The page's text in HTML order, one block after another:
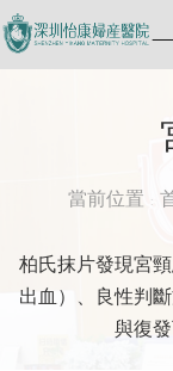
當前位置
柏氏抹片發現宮
出血）、良性判
與復